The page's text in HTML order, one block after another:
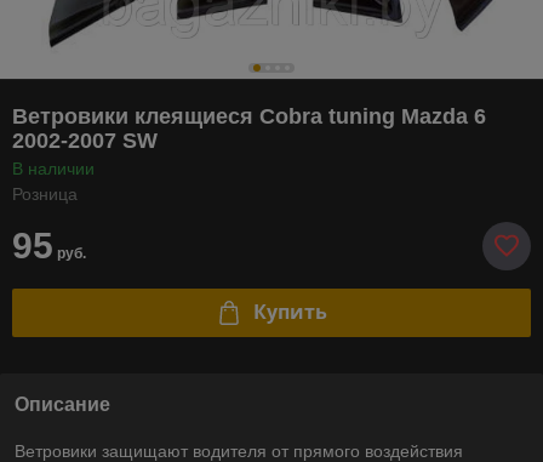
Ветровики клеящиеся Cobra tuning Mazda 6
2002-2007 SW
В наличии
Розница
95 руб.
Купить
Описание
Ветровики защищают водителя от прямого воздействия